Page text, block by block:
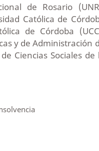
de Rosario
Católica de
de Córdoba
y de Administración
Ciencias Sociales de